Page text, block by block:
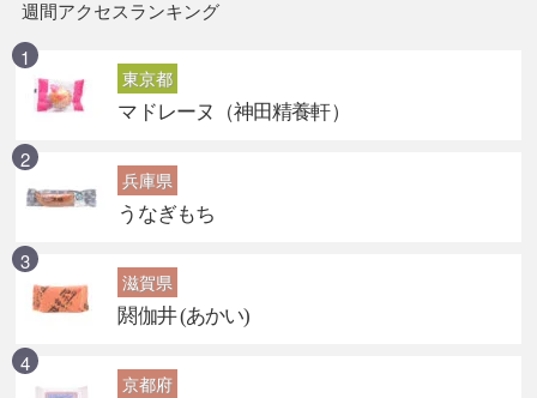
週間アクセスランキング
東京都
マドレーヌ（神田精養軒）
兵庫県
うなぎもち
滋賀県
閼伽井 (あかい)
京都府